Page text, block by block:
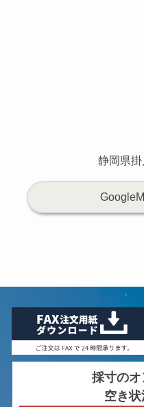
静岡県
採寸の
空き